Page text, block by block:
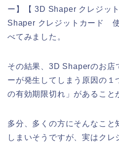
ー】【 3D Shaper クレジッ
Shaper クレジットカード
べてみました。
その結果、3D Shaperのお店
ーが発生してしまう原因の１
の有効期限切れ」があること
多分、多くの方にそんなこと
しまいそうですが、実はクレ